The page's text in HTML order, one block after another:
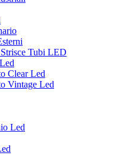
Tubi LED
Clear Led
Vintage Led
Led